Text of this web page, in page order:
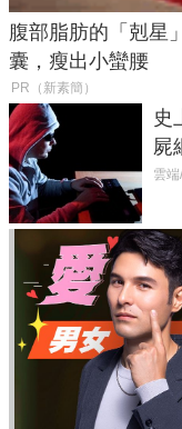
腹部脂肪的「剋星
囊，瘦出小蠻腰
PR（新素簡）
史
屍
癱
雲